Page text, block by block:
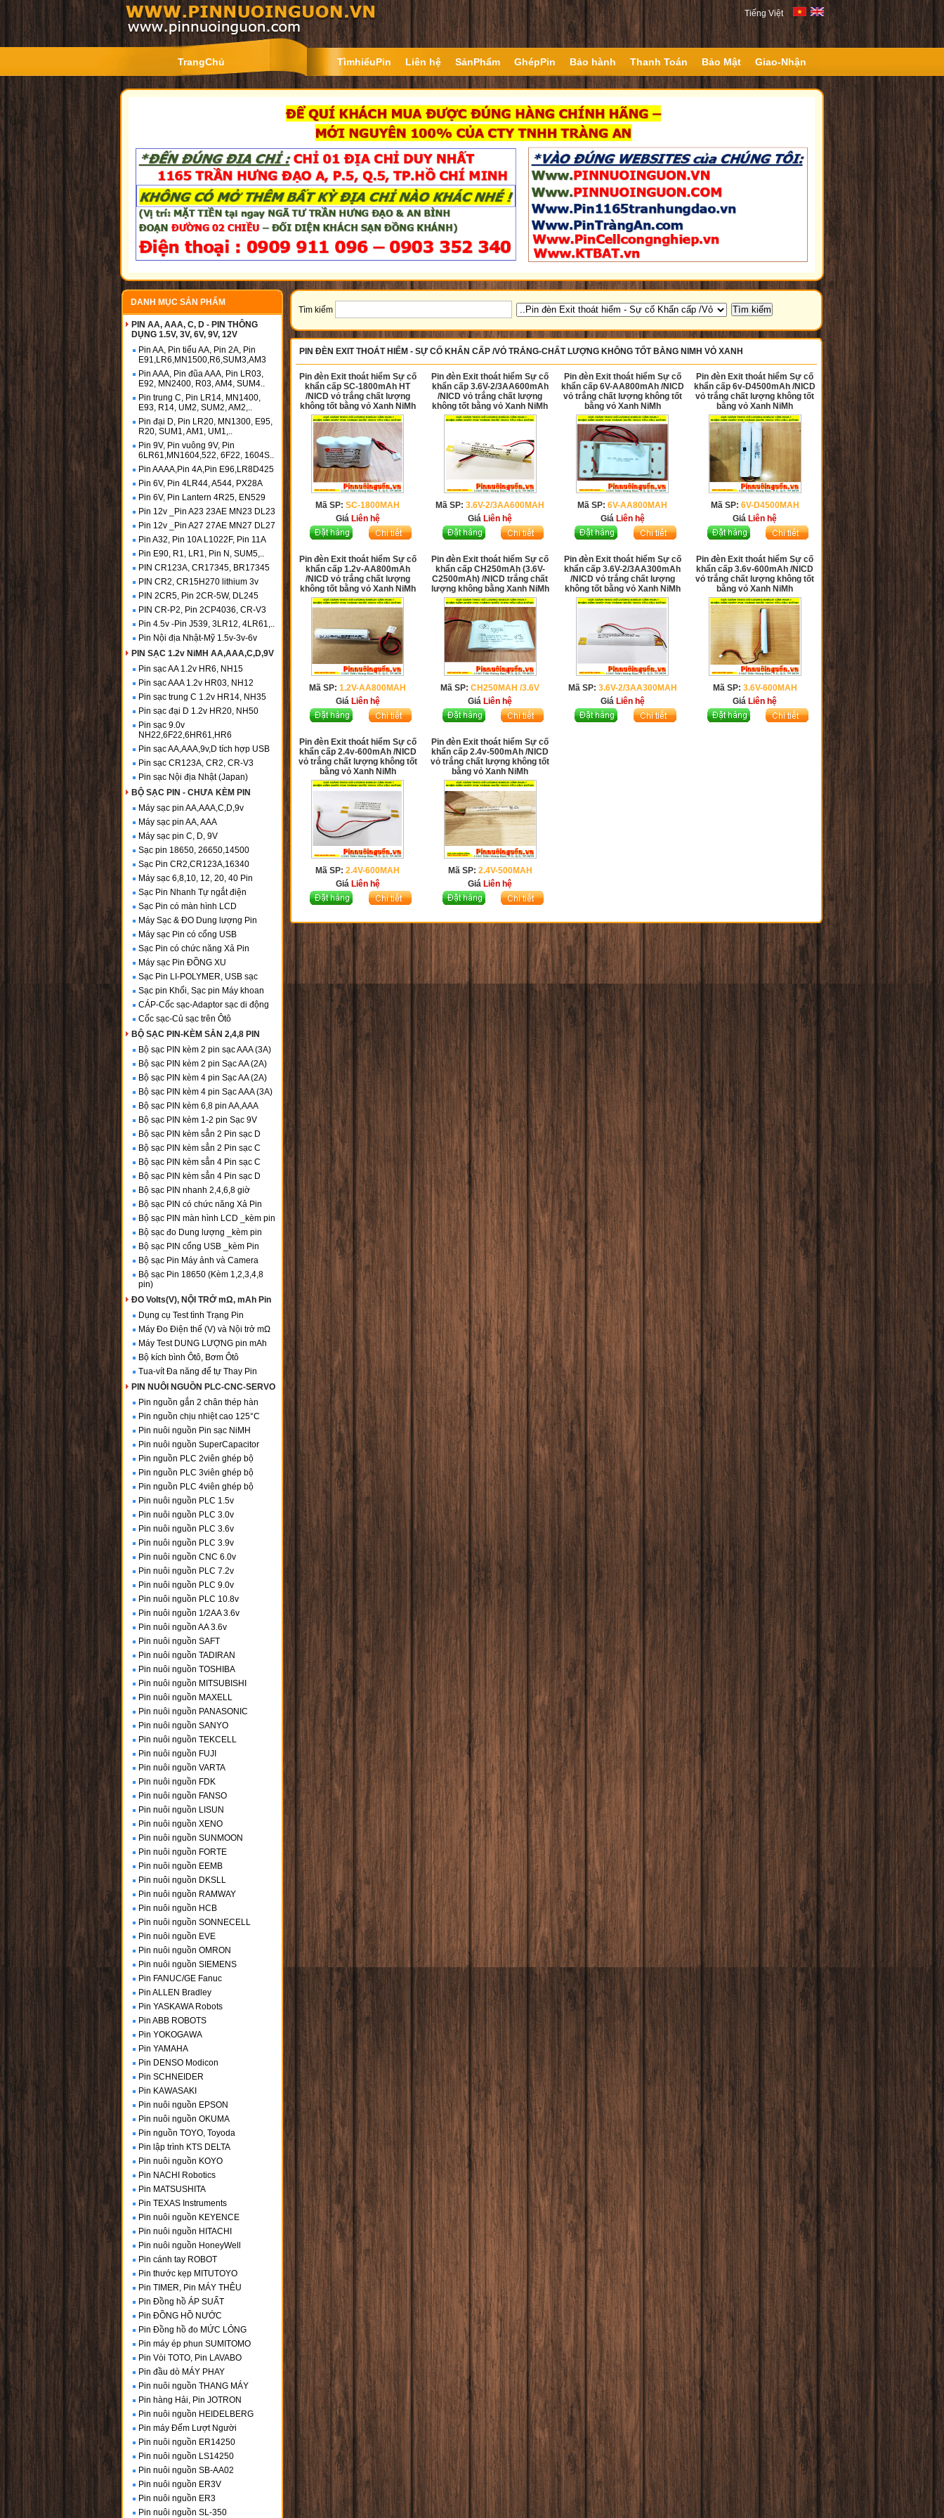
Tiếng Việt
TrangChủ TìmhiểuPin Liên hệ SảnPhẩm GhépPin Bảo hành Thanh Toán Bảo Mật Giao-Nhận
DANH MỤC SẢN PHẨM
PIN AA, AAA, C, D - PIN THÔNG
DỤNG 1.5V, 3V, 6V, 9V, 12V
Pin AA, Pin tiểu AA, Pin 2A, Pin
E91,LR6,MN1500,R6,SUM3,AM3
Pin AAA, Pin đũa AAA, Pin LR03,
E92, MN2400, R03, AM4, SUM4..
Pin trung C, Pin LR14, MN1400,
E93, R14, UM2, SUM2, AM2,..
Pin đại D, Pin LR20, MN1300, E95,
R20, SUM1, AM1, UM1,..
Pin 9V, Pin vuông 9V, Pin
6LR61,MN1604,522, 6F22, 1604S..
Pin AAAA,Pin 4A,Pin E96,LR8D425
Pin 6V, Pin 4LR44, A544, PX28A
Pin 6V, Pin Lantern 4R25, EN529
Pin 12v _Pin A23 23AE MN23 DL23
Pin 12v _Pin A27 27AE MN27 DL27
Pin A32, Pin 10A L1022F, Pin 11A
Pin E90, R1, LR1, Pin N, SUM5,..
PIN CR123A, CR17345, BR17345
PIN CR2, CR15H270 lithium 3v
PIN 2CR5, Pin 2CR-5W, DL245
PIN CR-P2, Pin 2CP4036, CR-V3
Pin 4.5v -Pin J539, 3LR12, 4LR61,..
Pin Nội địa Nhật-Mỹ 1.5v-3v-6v
PIN SẠC 1.2v NiMH AA,AAA,C,D,9V
Pin sạc AA 1.2v HR6, NH15
Pin sạc AAA 1.2v HR03, NH12
Pin sạc trung C 1.2v HR14, NH35
Pin sạc đại D 1.2v HR20, NH50
Pin sạc 9.0v
NH22,6F22,6HR61,HR6
Pin sạc AA,AAA,9v,D tích hợp USB
Pin sạc CR123A, CR2, CR-V3
Pin sạc Nội địa Nhật (Japan)
BỘ SẠC PIN - CHƯA KÈM PIN
Máy sạc pin AA,AAA,C,D,9v
Máy sạc pin AA, AAA
Máy sạc pin C, D, 9V
Sạc pin 18650, 26650,14500
Sạc Pin CR2,CR123A,16340
Máy sạc 6,8,10, 12, 20, 40 Pin
Sạc Pin Nhanh Tự ngắt điện
Sạc Pin có màn hình LCD
Máy Sạc & ĐO Dung lượng Pin
Máy sạc Pin có cổng USB
Sạc Pin có chức năng Xả Pin
Máy sạc Pin ĐỒNG XU
Sạc Pin LI-POLYMER, USB sạc
Sạc pin Khối, Sạc pin Máy khoan
CÁP-Cốc sạc-Adaptor sạc di động
Cốc sạc-Củ sạc trên Ôtô
BỘ SẠC PIN-KÈM SẲN 2,4,8 PIN
Bộ sạc PIN kèm 2 pin sạc AAA (3A)
Bộ sạc PIN kèm 2 pin Sạc AA (2A)
Bộ sạc PIN kèm 4 pin Sạc AA (2A)
Bộ sạc PIN kèm 4 pin Sạc AAA (3A)
Bộ sạc PIN kèm 6,8 pin AA,AAA
Bộ sạc PIN kèm 1-2 pin Sạc 9V
Bộ sạc PIN kèm sẳn 2 Pin sạc D
Bộ sạc PIN kèm sẳn 2 Pin sạc C
Bộ sạc PIN kèm sẳn 4 Pin sạc C
Bộ sạc PIN kèm sẳn 4 Pin sạc D
Bộ sạc PIN nhanh 2,4,6,8 giờ
Bộ sạc PIN có chức năng Xả Pin
Bộ sạc PIN màn hình LCD _kèm pin
Bộ sạc đo Dung lượng _kèm pin
Bộ sạc PIN cổng USB _kèm Pin
Bộ sạc Pin Máy ảnh và Camera
Bộ sạc Pin 18650 (Kèm 1,2,3,4,8
pin)
ĐO Volts(V), NỘI TRỞ mΩ, mAh Pin
Dụng cụ Test tình Trạng Pin
Máy Đo Điện thế (V) và Nội trở mΩ
Máy Test DUNG LƯỢNG pin mAh
Bộ kích bình Ôtô, Bơm Ôtô
Tua-vít Đa năng để tự Thay Pin
PIN NUÔI NGUỒN PLC-CNC-SERVO
Pin nguồn gắn 2 chân thép hàn
Pin nguồn chịu nhiệt cao 125°C
Pin nuôi nguồn Pin sạc NiMH
Pin nuôi nguồn SuperCapacitor
Pin nguồn PLC 2viên ghép bộ
Pin nguồn PLC 3viên ghép bộ
Pin nguồn PLC 4viên ghép bộ
Pin nuôi nguồn PLC 1.5v
Pin nuôi nguồn PLC 3.0v
Pin nuôi nguồn PLC 3.6v
Pin nuôi nguồn PLC 3.9v
Pin nuôi nguồn CNC 6.0v
Pin nuôi nguồn PLC 7.2v
Pin nuôi nguồn PLC 9.0v
Pin nuôi nguồn PLC 10.8v
Pin nuôi nguồn 1/2AA 3.6v
Pin nuôi nguồn AA 3.6v
Pin nuôi nguồn SAFT
Pin nuôi nguồn TADIRAN
Pin nuôi nguồn TOSHIBA
Pin nuôi nguồn MITSUBISHI
Pin nuôi nguồn MAXELL
Pin nuôi nguồn PANASONIC
Pin nuôi nguồn SANYO
Pin nuôi nguồn TEKCELL
Pin nuôi nguồn FUJI
Pin nuôi nguồn VARTA
Pin nuôi nguồn FDK
Pin nuôi nguồn FANSO
Pin nuôi nguồn LISUN
Pin nuôi nguồn XENO
Pin nuôi nguồn SUNMOON
Pin nuôi nguồn FORTE
Pin nuôi nguồn EEMB
Pin nuôi nguồn DKSLL
Pin nuôi nguồn RAMWAY
Pin nuôi nguồn HCB
Pin nuôi nguồn SONNECELL
Pin nuôi nguồn EVE
Pin nuôi nguồn OMRON
Pin nuôi nguồn SIEMENS
Pin FANUC/GE Fanuc
Pin ALLEN Bradley
Pin YASKAWA Robots
Pin ABB ROBOTS
Pin YOKOGAWA
Pin YAMAHA
Pin DENSO Modicon
Pin SCHNEIDER
Pin KAWASAKI
Pin nuôi nguồn EPSON
Pin nuôi nguồn OKUMA
Pin nguồn TOYO, Toyoda
Pin lập trình KTS DELTA
Pin nuôi nguồn KOYO
Pin NACHI Robotics
Pin MATSUSHITA
Pin TEXAS Instruments
Pin nuôi nguồn KEYENCE
Pin nuôi nguồn HITACHI
Pin nuôi nguồn HoneyWell
Pin cánh tay ROBOT
Pin thước kẹp MITUTOYO
Pin TIMER, Pin MÁY THÊU
Pin Đồng hồ ÁP SUẤT
Pin ĐỒNG HỒ NƯỚC
Pin Đồng hồ đo MỨC LỎNG
Pin máy ép phun SUMITOMO
Pin Vòi TOTO, Pin LAVABO
Pin đầu dò MÁY PHAY
Pin nuôi nguồn THANG MÁY
Pin hàng Hải, Pin JOTRON
Pin nuôi nguồn HEIDELBERG
Pin máy Đếm Lượt Người
Pin nuôi nguồn ER14250
Pin nuôi nguồn LS14250
Pin nuôi nguồn SB-AA02
Pin nuôi nguồn ER3V
Pin nuôi nguồn ER3
Pin nuôi nguồn SL-350
Tìm kiếm
PIN ĐÈN EXIT THOÁT HIỂM - SỰ CỐ KHẨN CẤP /VỎ TRẮNG-CHẤT LƯỢNG KHÔNG TỐT BẰNG NIMH VỎ XANH
Pin đèn Exit thoát hiểm Sự cố
khẩn cấp SC-1800mAh HT
/NICD vỏ trắng chất lượng
không tốt bằng vỏ Xanh NiMh
Mã SP:SC-1800MAH
Giá Liên hệ
Pin đèn Exit thoát hiểm Sự cố
khẩn cấp 3.6V-2/3AA600mAh
/NICD vỏ trắng chất lượng
không tốt bằng vỏ Xanh NiMh
Mã SP:3.6V-2/3AA600MAH
Giá Liên hệ
Pin đèn Exit thoát hiểm Sự cố
khẩn cấp 6V-AA800mAh /NICD
vỏ trắng chất lượng không tốt
bằng vỏ Xanh NiMh
Mã SP:6V-AA800MAH
Giá Liên hệ
Pin đèn Exit thoát hiểm Sự cố
khẩn cấp 6v-D4500mAh /NICD
vỏ trắng chất lượng không tốt
bằng vỏ Xanh NiMh
Mã SP: 6V-D4500MAH
Giá Liên hệ
Pin đèn Exit thoát hiểm Sự cố
khẩn cấp 1.2v-AA800mAh
/NICD vỏ trắng chất lượng
không tốt bằng vỏ Xanh NiMh
Mã SP:1.2V-AA800MAH
Giá Liên hệ
Pin đèn Exit thoát hiểm Sự cố
khẩn cấp CH250mAh (3.6V-
C2500mAh) /NICD trắng chất
lượng không bằng Xanh NiMh
Mã SP:CH250MAH /3.6V
Giá Liên hệ
Pin đèn Exit thoát hiểm Sự cố
khẩn cấp 3.6V-2/3AA300mAh
/NICD vỏ trắng chất lượng
không tốt bằng vỏ Xanh NiMh
Mã SP: 3.6V-2/3AA300MAH
Giá Liên hệ
Pin đèn Exit thoát hiểm Sự cố
khẩn cấp 3.6v-600mAh /NICD
vỏ trắng chất lượng không tốt
bằng vỏ Xanh NiMh
Mã SP: 3.6V-600MAH
Giá Liên hệ
Pin đèn Exit thoát hiểm Sự cố
khẩn cấp 2.4v-600mAh /NICD
vỏ trắng chất lượng không tốt
bằng vỏ Xanh NiMh
Mã SP:2.4V-600MAH
Giá Liên hệ
Pin đèn Exit thoát hiểm Sự cố
khẩn cấp 2.4v-500mAh /NICD
vỏ trắng chất lượng không tốt
bằng vỏ Xanh NiMh
Mã SP: 2.4V-500MAH
Giá Liên hệ